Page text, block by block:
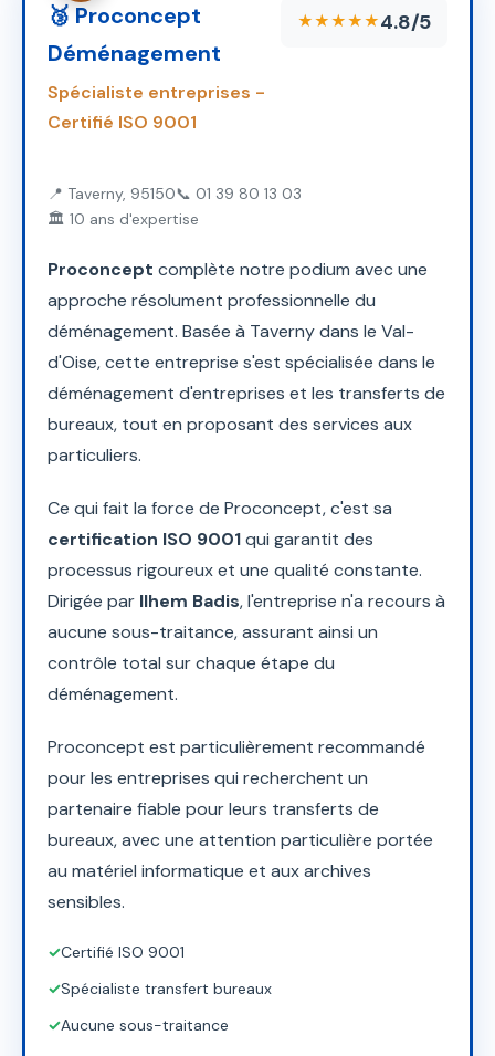
🥉 Proconcept
Déménagement
Spécialiste entreprises -
Certifié ISO 9001
★★★★★4.8/5
📍 Taverny, 95150📞 01 39 80 13 03
🏛️ 10 ans d'expertise
Proconcept complète notre podium avec une
approche résolument professionnelle du
déménagement. Basée à Taverny dans le Val-
d'Oise, cette entreprise s'est spécialisée dans le
déménagement d'entreprises et les transferts de
bureaux, tout en proposant des services aux
particuliers.
Ce qui fait la force de Proconcept, c'est sa
certification ISO 9001qui garantit des
processus rigoureux et une qualité constante.
Dirigée par Ilhem Badis, l'entreprise n'a recours à
aucune sous-traitance, assurant ainsi un
contrôle total sur chaque étape du
déménagement.
Proconcept est particulièrement recommandé
pour les entreprises qui recherchent un
partenaire fiable pour leurs transferts de
bureaux, avec une attention particulière portée
au matériel informatique et aux archives
sensibles.
✓Certifié ISO 9001
✓Spécialiste transfert bureaux
✓Aucune sous-traitance